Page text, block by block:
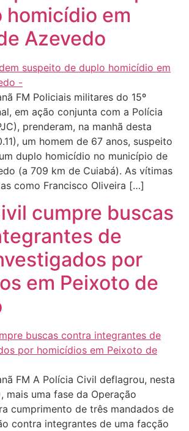
homicídio em
Azevedo
FM Policiais militares do 15º
em ação conjunta com a Polícia
prenderam, na manhã desta
um homem de 67 anos, suspeito
duplo homicídio no município de
(a 709 km de Cuiabá). As vítimas
como Francisco Oliveira […]
cumpre buscas
de
por
em Peixoto de
FM A Polícia Civil deflagrou, nesta
mais uma fase da Operação
cumprimento de três mandados de
contra integrantes de uma facção